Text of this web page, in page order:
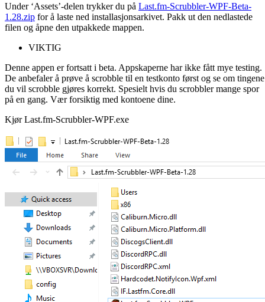
Under ‘Assets’-delen trykker du på Last.fm-Scrubbler-WPF-Beta-
1.28.zip for å laste ned installasjonsarkivet. Pakk ut den nedlastede
filen og åpne den utpakkede mappen.
VIKTIG
Denne appen er fortsatt i beta. Appskaperne har ikke fått mye testing.
De anbefaler å prøve å scrobble til en testkonto først og se om tingene
du vil scrobble gjøres korrekt. Spesielt hvis du scrobbler mange spor
på en gang. Vær forsiktig med kontoene dine.
Kjør Last.fm-Scrubbler-WPF.exe